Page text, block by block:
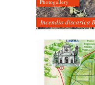
Photogallery
Incendio discarica